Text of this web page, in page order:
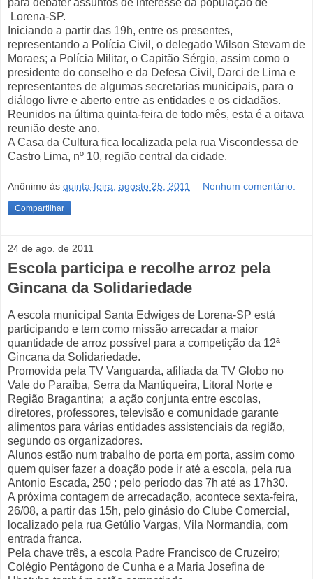
Lorena-SP.
Iniciando a partir das 19h, entre os presentes,
representando a Polícia Civil, o delegado Wilson Stevam de
Moraes; a Polícia Militar, o Capitão Sérgio, assim como o
presidente do conselho e da Defesa Civil, Darci de Lima e
representantes de algumas secretarias municipais, para o
diálogo livre e aberto entre as entidades e os cidadãos.
Reunidos na última quinta-feira de todo mês, esta é a oitava
reunião deste ano.
A Casa da Cultura fica localizada pela rua Viscondessa de
Castro Lima, nº 10, região central da cidade.
Anônimo às quinta-feira, agosto 25, 2011 Nenhum comentário:
Compartilhar
24 de ago. de 2011
Escola participa e recolhe arroz pela
Gincana da Solidariedade
A escola municipal Santa Edwiges de Lorena-SP está
participando e tem como missão arrecadar a maior
quantidade de arroz possível para a competição da 12ª
Gincana da Solidariedade.
Promovida pela TV Vanguarda, afiliada da TV Globo no
Vale do Paraíba, Serra da Mantiqueira, Litoral Norte e
Região Bragantina; a ação conjunta entre escolas,
diretores, professores, televisão e comunidade garante
alimentos para várias entidades assistenciais da região,
segundo os organizadores.
Alunos estão num trabalho de porta em porta, assim como
quem quiser fazer a doação pode ir até a escola, pela rua
Antonio Escada, 250 ; pelo período das 7h até as 17h30.
A próxima contagem de arrecadação, acontece sexta-feira,
26/08, a partir das 15h, pelo ginásio do Clube Comercial,
localizado pela rua Getúlio Vargas, Vila Normandia, com
entrada franca.
Pela chave três, a escola Padre Francisco de Cruzeiro;
Colégio Pentágono de Cunha e a Maria Josefina de